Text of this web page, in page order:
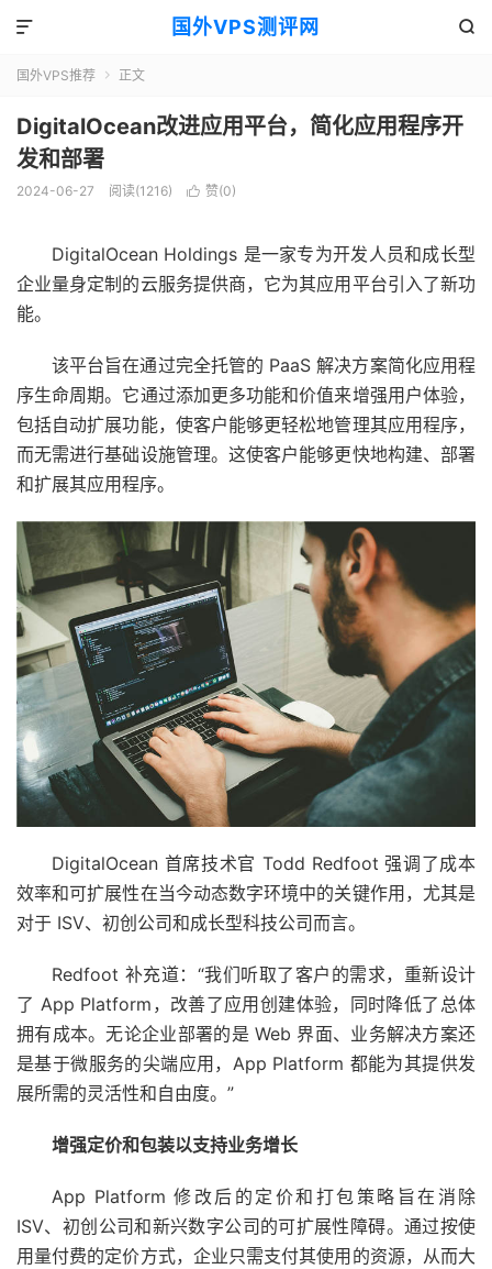
国外VPS测评网 

国外VPS推荐  正文
DigitalOcean改进应用平台，简化应用程序开
发和部署
2024-06-27 阅读(1216)  赞(0)
DigitalOcean Holdings 是一家专为开发人员和成长型
企业量身定制的云服务提供商，它为其应用平台引入了新功
能。
该平台旨在通过完全托管的 PaaS 解决方案简化应用程
序生命周期。它通过添加更多功能和价值来增强用户体验，
包括自动扩展功能，使客户能够更轻松地管理其应用程序，
而无需进行基础设施管理。这使客户能够更快地构建、部署
和扩展其应用程序。
DigitalOcean 首席技术官 Todd Redfoot 强调了成本
效率和可扩展性在当今动态数字环境中的关键作用，尤其是
对于 ISV、初创公司和成长型科技公司而言。
Redfoot 补充道：“我们听取了客户的需求，重新设计
了 App Platform，改善了应用创建体验，同时降低了总体
拥有成本。无论企业部署的是 Web 界面、业务解决方案还
是基于微服务的尖端应用，App Platform 都能为其提供发
展所需的灵活性和自由度。”
增强定价和包装以支持业务增长
App Platform 修改后的定价和打包策略旨在消除
ISV、初创公司和新兴数字公司的可扩展性障碍。通过按使
用量付费的定价方式，企业只需支付其使用的资源，从而大